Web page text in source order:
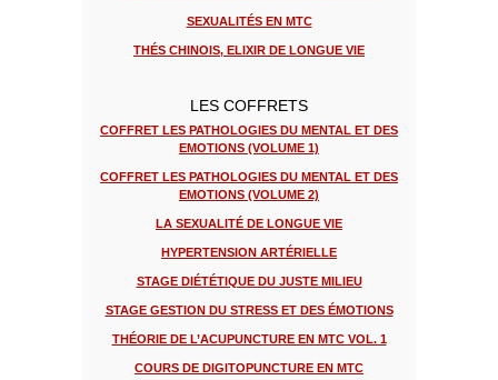
SEXUALITÉS EN MTC
THÉS CHINOIS, ELIXIR DE LONGUE VIE
LES COFFRETS
COFFRET LES PATHOLOGIES DU MENTAL ET DES
EMOTIONS (VOLUME 1)
COFFRET LES PATHOLOGIES DU MENTAL ET DES
EMOTIONS (VOLUME 2)
LA SEXUALITÉ DE LONGUE VIE
HYPERTENSION ARTÉRIELLE
STAGE DIÉTÉTIQUE DU JUSTE MILIEU
STAGE GESTION DU STRESS ET DES ÉMOTIONS
THÉORIE DE L’ACUPUNCTURE EN MTC VOL. 1
COURS DE DIGITOPUNCTURE EN MTC